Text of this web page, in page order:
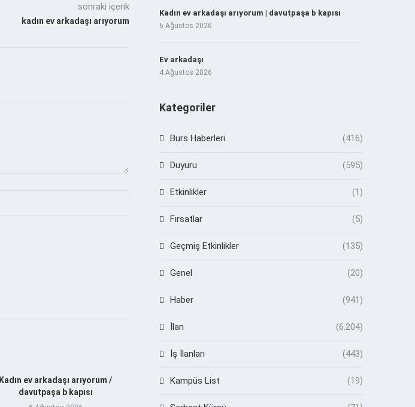
sonraki içerik
kadın ev arkadaşı arıyorum
Kadın ev arkadaşı arıyorum /
davutpaşa b kapısı
Kadın ev arkadaşı arıyorum | davutpaşa b kapısı
6 Ağustos 2026
Ev arkadaşı
4 Ağustos 2026
Kategoriler
Burs Haberleri (416)
Duyuru (595)
Etkinlikler (1)
Fırsatlar (5)
Geçmiş Etkinlikler (135)
Genel (20)
Haber (941)
İlan (6.204)
İş İlanları (443)
Kampüs List (19)